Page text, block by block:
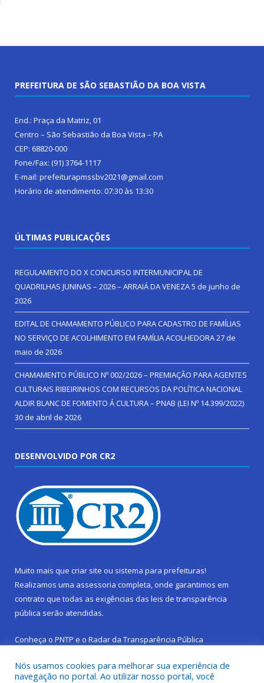
PREFEITURA DE SÃO SEBASTIÃO DA BOA VISTA
End.: Praça da Matriz, 01
Centro – São Sebastião da Boa Vista – PA
CEP: 68820-000
Fone/Fax: (91) 3764-1117
E-mail: prefeiturapmssbv2021@gmail.com
Horário de atendimento: 07:30 às 13:30
ÚLTIMAS PUBLICAÇÕES
REGULAMENTO DO X CONCURSO INTERMUNICIPAL DE
QUADRILHAS JUNINAS – 2026 – ARRAIÁ DA VENEZA5 de junho de
2026
EDITAL DE CHAMAMENTO PÚBLICO PARA CADASTRO DE FAMÍLIAS
NO SERVIÇO DE ACOLHIMENTO EM FAMÍLIA ACOLHEDORA27 de
maio de 2026
CHAMAMENTO PÚBLICO Nº 002/2026 – PREMIAÇÃO PARA AGENTES
CULTURAIS RIBEIRINHOS COM RECURSOS DA POLÍTICA NACIONAL
ALDIR BLANC DE FOMENTO Á CULTURA – PNAB (LEI Nº 14.399/2022)
30 de abril de 2026
DESENVOLVIDO POR CR2
Muito mais que criar site ou sistema para prefeituras!
Realizamos uma assessoria completa, onde garantimos em
contrato que todas as exigências das leis de transparência
pública serão atendidas.
Conheça o PNTP e o Radar da Transparência Pública
Nós usamos cookies para melhorar sua experiência de
navegação no portal. Ao utilizar nosso portal, você